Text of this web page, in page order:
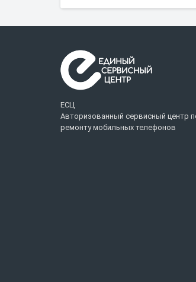
Более 120 точек приема
возможна полная потеря
быстрой работы мастера.
«Единый сервисный
ЕСЦ
Авторизованный сервисный центр
ремонту мобильных телефонов